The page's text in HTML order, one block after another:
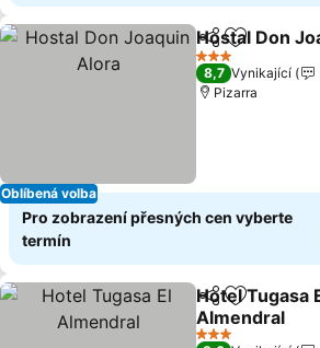
Oblíbená volba
SdíletPřidat na
Hostal Don
3 Počet hvězdiček
8,7 Vynikající
Pizarra
Pro zobrazení přesných cen vyberte
termín
SdíletPřidat na
Hotel Tugasa
Almendral
Ukázat ceny
3 Počet hvězdiček